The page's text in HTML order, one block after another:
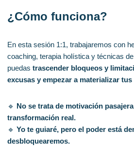
¿Cómo funciona?
En esta sesión 1:1, trabajaremos con
coaching, terapia holística y técnicas
puedas trascender bloqueos y
excusas y empezar a materializar tus
🔹 No se trata de motivación
transformación real.
🔹 Yo te guiaré, pero el poder está
desbloquearemos.